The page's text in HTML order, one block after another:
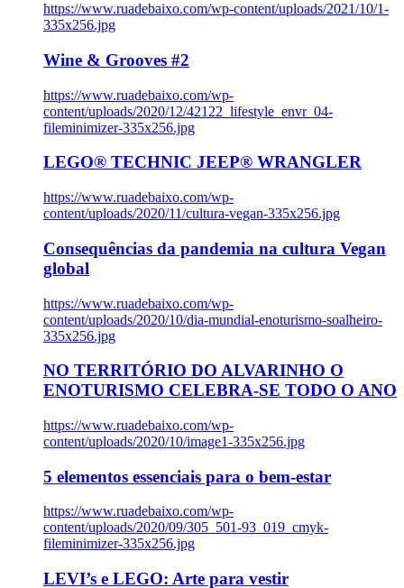
https://www.ruadebaixo.com/wp-content/uploads/2021/10/1-
335x256.jpg
Wine & Grooves #2
https://www.ruadebaixo.com/wp-
content/uploads/2020/12/42122_lifestyle_envr_04-
fileminimizer-335x256.jpg
LEGO® TECHNIC JEEP® WRANGLER
https://www.ruadebaixo.com/wp-
content/uploads/2020/11/cultura-vegan-335x256.jpg
Consequências da pandemia na cultura Vegan
global
https://www.ruadebaixo.com/wp-
content/uploads/2020/10/dia-mundial-enoturismo-soalheiro-
335x256.jpg
NO TERRITÓRIO DO ALVARINHO O
ENOTURISMO CELEBRA-SE TODO O ANO
https://www.ruadebaixo.com/wp-
content/uploads/2020/10/image1-335x256.jpg
5 elementos essenciais para o bem-estar
https://www.ruadebaixo.com/wp-
content/uploads/2020/09/305_501-93_019_cmyk-
fileminimizer-335x256.jpg
LEVI’s e LEGO: Arte para vestir